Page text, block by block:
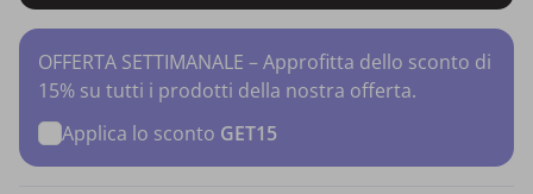
OFFERTA SETTIMANALE – Approfitta dello sconto di
15% su tutti i prodotti della nostra offerta.
Applica lo sconto GET15